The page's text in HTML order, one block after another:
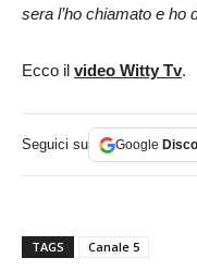
sera l’ho chiamato e ho
Ecco il video Witty Tv.
Seguici su Google
TAGS Canale 5